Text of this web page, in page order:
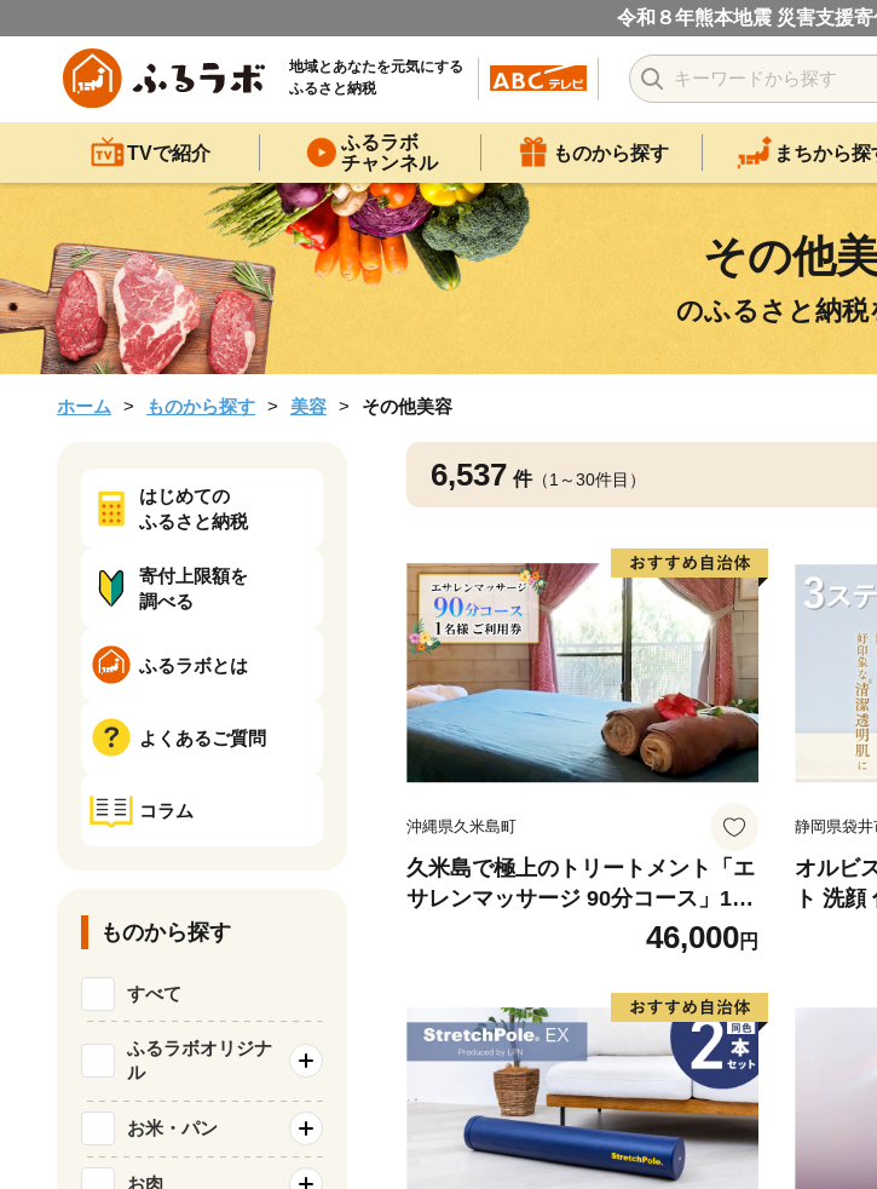
令和８年熊本地震 災害支援
地域とあなたを元気にする
ふるさと納税
TVで紹介
ふるラボ
チャンネル
ものから探す まちから探
その他
のふるさと納税
ホーム ものから探す 美容 その他美容
6,537 件（1～30件目）
沖縄県久米島町
久米島で極上のトリートメント「エ
サレンマッサージ 90分コース」1名
様ご利用券 トリートメント アロマ
エッセンス オイル ストレッチ 癒や
し ヒーリング オイルトリートメン
ト マッサージ 手技 五感 香り 音 触
れる 瞑想 極上 セッション スキンシ
ップ 施術 サロン
46,000円
静岡県袋井
オルビ
ト 洗顔
はじめての
ふるさと納税
寄付上限額を
調べる
ふるラボとは
よくあるご質問
コラム
ものから探す
すべて
ふるラボオリジナ
ル
お米・パン
お肉